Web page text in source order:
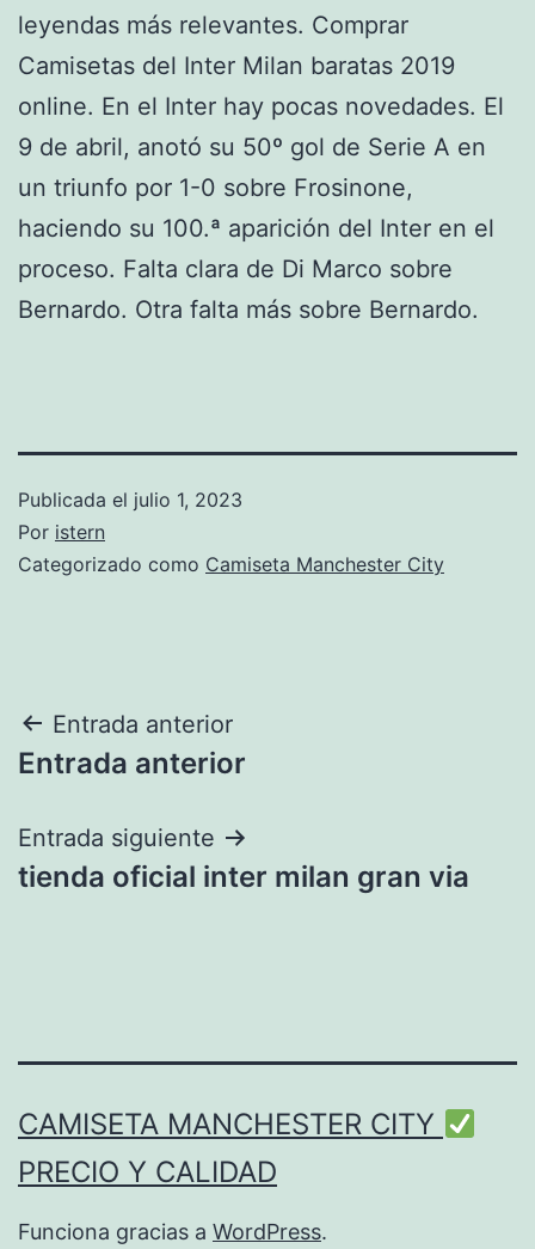
leyendas más relevantes. Comprar
Camisetas del Inter Milan baratas 2019
online. En el Inter hay pocas novedades. El
9 de abril, anotó su 50º gol de Serie A en
un triunfo por 1-0 sobre Frosinone,
haciendo su 100.ª aparición del Inter en el
proceso. Falta clara de Di Marco sobre
Bernardo. Otra falta más sobre Bernardo.
Publicada el julio 1, 2023
Por istern
Categorizado como Camiseta Manchester City
Navegación
de
entradas
Entrada anterior
Entrada anterior
Entrada siguiente
tienda oficial inter milan gran via
CAMISETA MANCHESTER CITY
PRECIO Y CALIDAD
Funciona gracias a WordPress.